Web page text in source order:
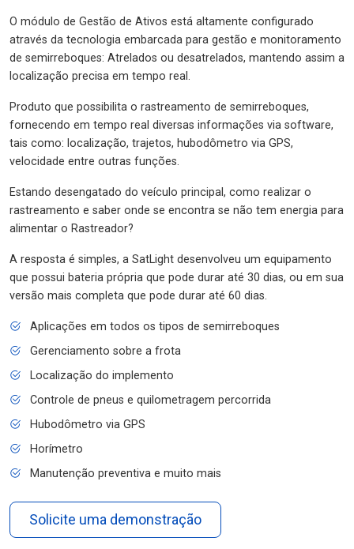
O módulo de Gestão de Ativos está altamente configurado
através da tecnologia embarcada para gestão e monitoramento
de semirreboques: Atrelados ou desatrelados, mantendo assim a
localização precisa em tempo real.
Produto que possibilita o rastreamento de semirreboques,
fornecendo em tempo real diversas informações via software,
tais como: localização, trajetos, hubodômetro via GPS,
velocidade entre outras funções.
Estando desengatado do veículo principal, como realizar o
rastreamento e saber onde se encontra se não tem energia para
alimentar o Rastreador?
A resposta é simples, a SatLight desenvolveu um equipamento
que possui bateria própria que pode durar até 30 dias, ou em sua
versão mais completa que pode durar até 60 dias.
Aplicações em todos os tipos de semirreboques
Gerenciamento sobre a frota
Localização do implemento
Controle de pneus e quilometragem percorrida
Hubodômetro via GPS
Horímetro
Manutenção preventiva e muito mais
Solicite uma demonstração